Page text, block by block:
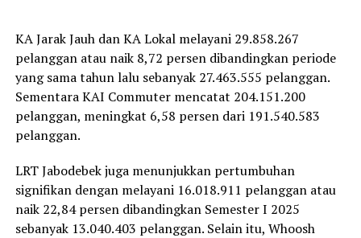
KA Jarak Jauh dan KA Lokal melayani 29.858.267
pelanggan atau naik 8,72 persen dibandingkan periode
yang sama tahun lalu sebanyak 27.463.555 pelanggan.
Sementara KAI Commuter mencatat 204.151.200
pelanggan, meningkat 6,58 persen dari 191.540.583
pelanggan.
LRT Jabodebek juga menunjukkan pertumbuhan
signifikan dengan melayani 16.018.911 pelanggan atau
naik 22,84 persen dibandingkan Semester I 2025
sebanyak 13.040.403 pelanggan. Selain itu, Whoosh